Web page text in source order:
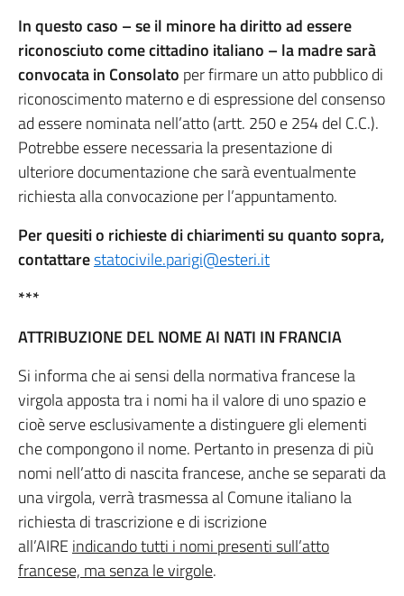
In questo caso – se il minore ha diritto ad essere
riconosciuto come cittadino italiano – la madre sarà
convocata in Consolato per firmare un atto pubblico di
riconoscimento materno e di espressione del consenso
ad essere nominata nell’atto (artt. 250 e 254 del C.C.).
Potrebbe essere necessaria la presentazione di
ulteriore documentazione che sarà eventualmente
richiesta alla convocazione per l’appuntamento.
Per quesiti o richieste di chiarimenti su quanto sopra,
contattarestatocivile.parigi@esteri.it
***
ATTRIBUZIONE DEL NOME AI NATI IN FRANCIA
Si informa che ai sensi della normativa francese la
virgola apposta tra i nomi ha il valore di uno spazio e
cioè serve esclusivamente a distinguere gli elementi
che compongono il nome. Pertanto in presenza di più
nomi nell’atto di nascita francese, anche se separati da
una virgola, verrà trasmessa al Comune italiano la
richiesta di trascrizione e di iscrizione
all’AIRE indicando tutti i nomi presenti sull’atto
francese, ma senza le virgole.